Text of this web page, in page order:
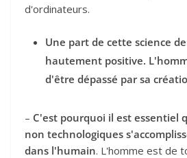
d'ordinateurs.
Une part de cette science
hautement positive.
d'être dépassé par sa
– C'est pourquoi il est essentiel
non technologiques
dans l'humain. L'homme est de